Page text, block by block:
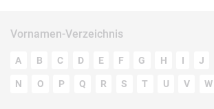
Vornamen-Verzeichnis
A B C D E F G H I J
N O P Q R S T U V W